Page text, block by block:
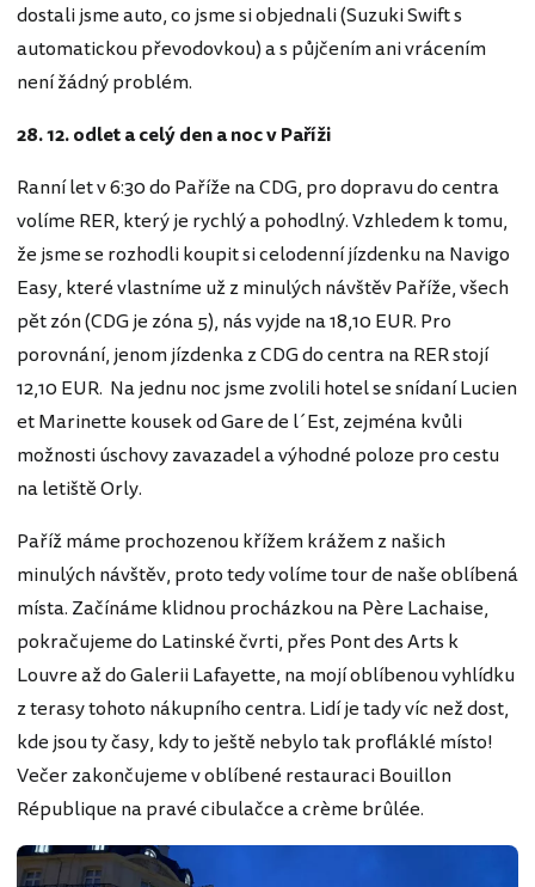
dostali jsme auto, co jsme si objednali (Suzuki Swift s
automatickou převodovkou) a s půjčením ani vrácením
není žádný problém.
28. 12. odlet a celý den a noc v Paříži
Ranní let v 6:30 do Paříže na CDG, pro dopravu do centra
volíme RER, který je rychlý a pohodlný. Vzhledem k tomu,
že jsme se rozhodli koupit si celodenní jízdenku na Navigo
Easy, které vlastníme už z minulých návštěv Paříže, všech
pět zón (CDG je zóna 5), nás vyjde na 18,10 EUR. Pro
porovnání, jenom jízdenka z CDG do centra na RER stojí
12,10 EUR. Na jednu noc jsme zvolili hotel se snídaní Lucien
et Marinette kousek od Gare de l´Est, zejména kvůli
možnosti úschovy zavazadel a výhodné poloze pro cestu
na letiště Orly.
Paříž máme prochozenou křížem krážem z našich
minulých návštěv, proto tedy volíme tour de naše oblíbená
místa. Začínáme klidnou procházkou na Père Lachaise,
pokračujeme do Latinské čvrti, přes Pont des Arts k
Louvre až do Galerii Lafayette, na mojí oblíbenou vyhlídku
z terasy tohoto nákupního centra. Lidí je tady víc než dost,
kde jsou ty časy, kdy to ještě nebylo tak profláklé místo!
Večer zakončujeme v oblíbené restauraci Bouillon
République na pravé cibulačce a crème brûlée.